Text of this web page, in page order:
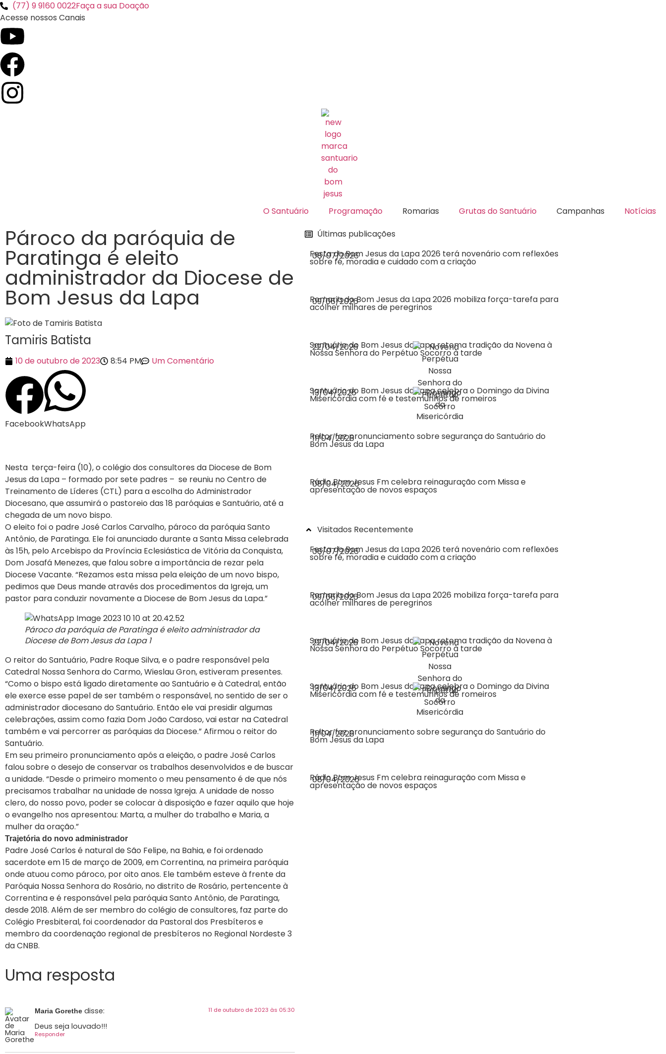
(77) 9 9160 0022Faça a sua Doação
Acesse nossos Canais
O Santuário Programação Romarias Grutas do Santuário Campanhas Notícias
Pároco da paróquia de
Paratinga é eleito
administrador da Diocese de
Bom Jesus da Lapa
Tamiris Batista
10 de outubro de 2023 8:54 PM Um Comentário
FacebookWhatsApp
Nesta terça-feira (10), o colégio dos consultores da Diocese de Bom
Jesus da Lapa – formado por sete padres – se reuniu no Centro de
Treinamento de Líderes (CTL) para a escolha do Administrador
Diocesano, que assumirá o pastoreio das 18 paróquias e Santuário, até a
chegada de um novo bispo.
O eleito foi o padre José Carlos Carvalho, pároco da paróquia Santo
Antônio, de Paratinga. Ele foi anunciado durante a Santa Missa celebrada
às 15h, pelo Arcebispo da Província Eclesiástica de Vitória da Conquista,
Dom Josafá Menezes, que falou sobre a importância de rezar pela
Diocese Vacante. “Rezamos esta missa pela eleição de um novo bispo,
pedimos que Deus mande através dos procedimentos da Igreja, um
pastor para conduzir novamente a Diocese de Bom Jesus da Lapa.”
Pároco da paróquia de Paratinga é eleito administrador da
Diocese de Bom Jesus da Lapa 1
O reitor do Santuário, Padre Roque Silva, e o padre responsável pela
Catedral Nossa Senhora do Carmo, Wieslau Gron, estiveram presentes.
“Como o bispo está ligado diretamente ao Santuário e à Catedral, então
ele exerce esse papel de ser também o responsável, no sentido de ser o
administrador diocesano do Santuário. Então ele vai presidir algumas
celebrações, assim como fazia Dom João Cardoso, vai estar na Catedral
também e vai percorrer as paróquias da Diocese.” Afirmou o reitor do
Santuário.
Em seu primeiro pronunciamento após a eleição, o padre José Carlos
falou sobre o desejo de conservar os trabalhos desenvolvidos e de buscar
a unidade. “Desde o primeiro momento o meu pensamento é de que nós
precisamos trabalhar na unidade de nossa Igreja. A unidade de nosso
clero, do nosso povo, poder se colocar à disposição e fazer aquilo que hoje
o evangelho nos apresentou: Marta, a mulher do trabalho e Maria, a
mulher da oração.”
Trajetória do novo administrador
Padre José Carlos é natural de São Felipe, na Bahia, e foi ordenado
sacerdote em 15 de março de 2009, em Correntina, na primeira paróquia
onde atuou como pároco, por oito anos. Ele também esteve à frente da
Paróquia Nossa Senhora do Rosário, no distrito de Rosário, pertencente à
Correntina e é responsável pela paróquia Santo Antônio, de Paratinga,
desde 2018. Além de ser membro do colégio de consultores, faz parte do
Colégio Presbiteral, foi coordenador da Pastoral dos Presbíteros e
membro da coordenação regional de presbíteros no Regional Nordeste 3
da CNBB.
Uma resposta
Maria Gorethe disse: 11 de outubro de 2023 às 05:30
Deus seja louvado!!!
Responder
Últimas publicações
Festa do Bom Jesus da Lapa 2026 terá novenário com reflexões
sobre fé, moradia e cuidado com a criação
08/07/2026
Romaria do Bom Jesus da Lapa 2026 mobiliza força-tarefa para
acolher milhares de peregrinos
09/06/2026
Santuário do Bom Jesus da Lapa retoma tradição da Novena à
Nossa Senhora do Perpétuo Socorro à tarde
22/04/2026
Santuário do Bom Jesus da Lapa celebra o Domingo da Divina
Misericórdia com fé e testemunhos de romeiros
13/04/2026
Reitor faz pronunciamento sobre segurança do Santuário do
Bom Jesus da Lapa
11/04/2026
Rádio Bom Jesus Fm celebra reinaguração com Missa e
apresentação de novos espaços
08/04/2026
Visitados Recentemente
Festa do Bom Jesus da Lapa 2026 terá novenário com reflexões
sobre fé, moradia e cuidado com a criação
08/07/2026
Romaria do Bom Jesus da Lapa 2026 mobiliza força-tarefa para
acolher milhares de peregrinos
09/06/2026
Santuário do Bom Jesus da Lapa retoma tradição da Novena à
Nossa Senhora do Perpétuo Socorro à tarde
22/04/2026
Santuário do Bom Jesus da Lapa celebra o Domingo da Divina
Misericórdia com fé e testemunhos de romeiros
13/04/2026
Reitor faz pronunciamento sobre segurança do Santuário do
Bom Jesus da Lapa
11/04/2026
Rádio Bom Jesus Fm celebra reinaguração com Missa e
apresentação de novos espaços
08/04/2026